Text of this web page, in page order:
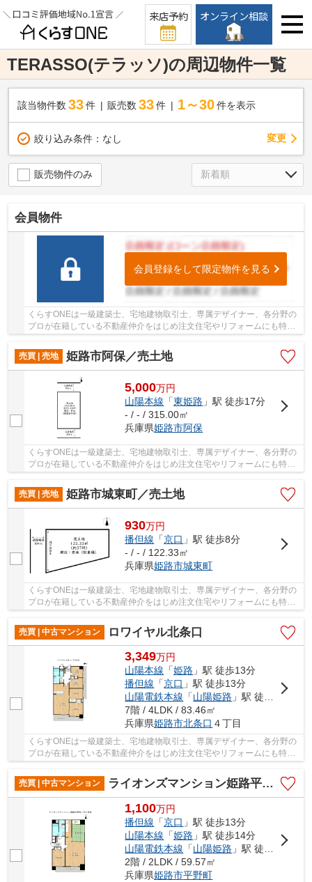
来店予約 オンライン相談
TERASSO(テラッソ)の周辺物件一覧
該当物件数 33件 販売数 33 件 1～30 件を表示
絞り込み条件： なし 変更
販売物件のみ
会員物件
会員登録をして限定物件を見る
くらすONEは一級建築士、宅地建物取引士、専属デザイナー、各分野の
プロが在籍している不動産仲介をはじめ注文住宅やリフォームにも特化
しているお店です♪住まいに関する事は何でも気...
売買 | 売地
姫路市阿保／売土地
5,000万円
山陽本線 「東姫路 」駅 徒歩17分
- / - / 315.00㎡
兵庫県姫路市阿保
くらすONEは一級建築士、宅地建物取引士、専属デザイナー、各分野の
プロが在籍している不動産仲介をはじめ注文住宅やリフォームにも特化
売買 | 売地
姫路市城東町／売土地
930万円
播但線 「京口 」駅 徒歩8分
- / - / 122.33㎡
兵庫県姫路市城東町
くらすONEは一級建築士、宅地建物取引士、専属デザイナー、各分野の
プロが在籍している不動産仲介をはじめ注文住宅やリフォームにも特化
しているお店です♪住まいに関する事は何でも気...
売買 | 中古マンション
ロワイヤル北条口
3,349万円
山陽本線 「姫路 」駅 徒歩13分
播但線 「京口 」駅 徒歩13分
山陽電鉄本線 「山陽姫路 」駅 徒歩14分
7階 / 4LDK / 83.46㎡
兵庫県姫路市北条口 ４丁目
くらすONEは一級建築士、宅地建物取引士、専属デザイナー、各分野の
プロが在籍している不動産仲介をはじめ注文住宅やリフォームにも特化
売買 | 中古マンション
ライオンズマンション姫路平野町
1,100万円
播但線 「京口 」駅 徒歩13分
山陽本線 「姫路 」駅 徒歩14分
山陽電鉄本線 「山陽姫路 」駅 徒歩15分
2階 / 2LDK / 59.57㎡
兵庫県姫路市平野町